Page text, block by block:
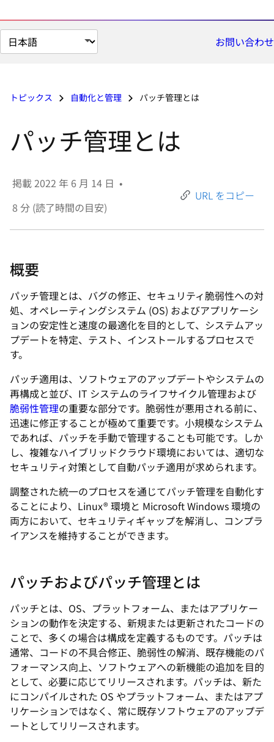
ペ
ー
だ
い
お問い合わせ
トピックス 自動化と管理 パッチ管理とは
パッチ管理とは
掲載2022 年 6 月 14 日 •
8 分 (読了時間の目安)
URL をコピー
概要
パッチ管理とは、バグの修正、セキュリティ脆弱性への対
処、オペレーティングシステム (OS) およびアプリケーシ
ョンの安定性と速度の最適化を目的として、システムアッ
プデートを特定、テスト、インストールするプロセスで
す。
パッチ適用は、ソフトウェアのアップデートやシステムの
再構成と並び、IT システムのライフサイクル管理および
脆弱性管理の重要な部分です。脆弱性が悪用される前に、
迅速に修正することが極めて重要です。小規模なシステム
であれば、パッチを手動で管理することも可能です。しか
し、複雑なハイブリッドクラウド環境においては、適切な
セキュリティ対策として自動パッチ適用が求められます。
調整された統一のプロセスを通じてパッチ管理を自動化す
ることにより、Linux® 環境と Microsoft Windows 環境の
両方において、セキュリティギャップを解消し、コンプラ
イアンスを維持することができます。
パッチおよびパッチ管理とは
パッチとは、OS、プラットフォーム、またはアプリケー
ションの動作を決定する、新規または更新されたコードの
ことで、多くの場合は構成を定義するものです。パッチは
通常、コードの不具合修正、脆弱性の解消、既存機能のパ
フォーマンス向上、ソフトウェアへの新機能の追加を目的
として、必要に応じてリリースされます。パッチは、新た
にコンパイルされた OS やプラットフォーム、またはアプ
リケーションではなく、常に既存ソフトウェアのアップデ
ートとしてリリースされます。